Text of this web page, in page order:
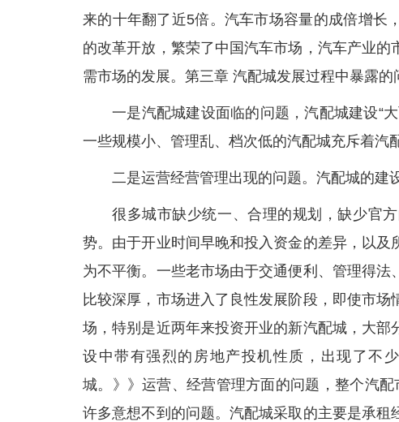
来的十年翻了近5倍。汽车市场容量的成倍增长
的改革开放，繁荣了中国汽车市场，汽车产业
需市场的发展。第三章 汽配城发展过程中暴露的
一是汽配城建设面临的问题，汽配城建设“
一些规模小、管理乱、档次低的汽配城充斥着汽
二是运营经营管理出现的问题。汽配城的建
很多城市缺少统一、合理的规划，缺少官
势。由于开业时间早晚和投入资金的差异，以
为不平衡。一些老市场由于交通便利、管理得
比较深厚，市场进入了良性发展阶段，即使市
场，特别是近两年来投资开业的新汽配城，大
设中带有强烈的房地产投机性质，出现了不
城。》》运营、经营管理方面的问题，整个汽
许多意想不到的问题。汽配城采取的主要是承